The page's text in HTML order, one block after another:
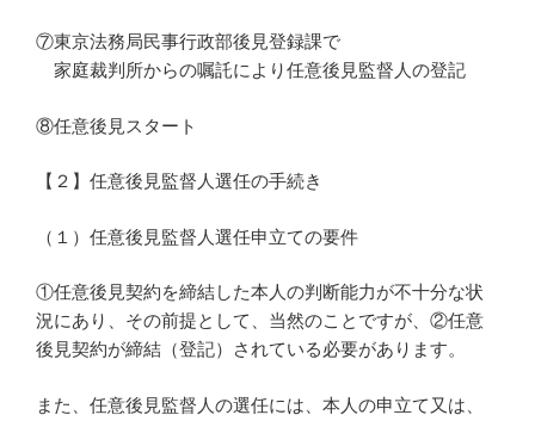
⑦東京法務局民事行政部後見登録課で
家庭裁判所からの嘱託により任意後見監督人の登記
⑧任意後見スタート
【２】任意後見監督人選任の手続き
（１）任意後見監督人選任申立ての要件
①任意後見契約を締結した本人の判断能力が不十分な状
況にあり、その前提として、当然のことですが、②任意
後見契約が締結（登記）されている必要があります。
また、任意後見監督人の選任には、本人の申立て又は、